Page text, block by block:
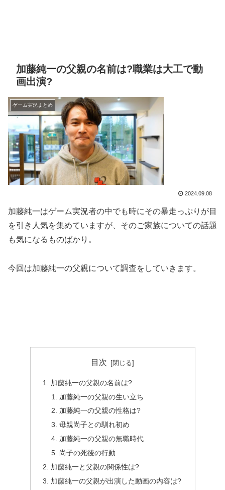
加藤純一の父親の名前は?職業は大工で動
画出演?
ゲーム実況まとめ
2024.09.08
加藤純一はゲーム実況者の中でも時にその暴走っぷりが目
を引き人気を集めていますが、そのご家族についての話題
も気になるものばかり。
今回は加藤純一の父親について調査をしていきます。
目次
加藤純一の父親の名前は?
加藤純一の父親の生い立ち
加藤純一の父親の性格は?
母親尚子との馴れ初め
加藤純一の父親の無職時代
尚子の死後の行動
加藤純一と父親の関係性は?
加藤純一の父親が出演した動画の内容は?